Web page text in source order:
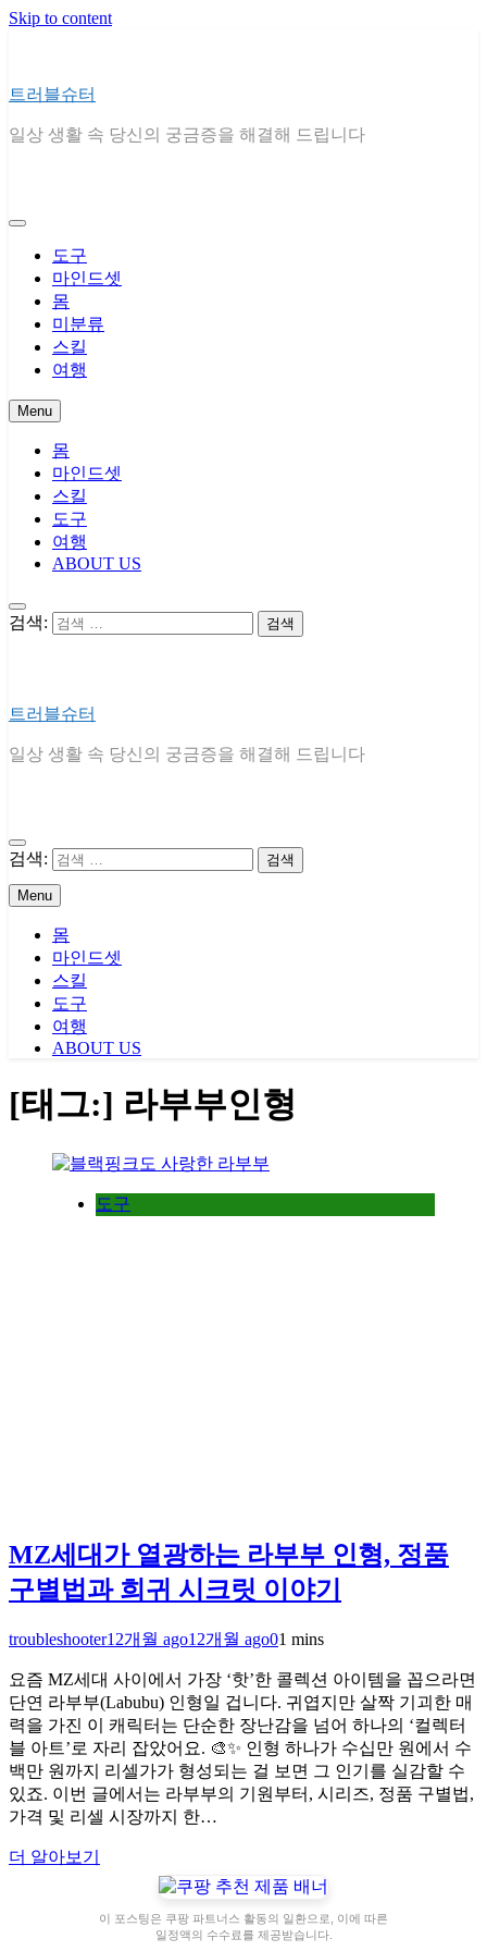
Skip to content
트러블슈터
일상 생활 속 당신의 궁금증을 해결해 드립니다
도구
마인드셋
몸
미분류
스킬
여행
Menu
몸
마인드셋
스킬
도구
여행
ABOUT US
검색:
트러블슈터
일상 생활 속 당신의 궁금증을 해결해 드립니다
검색:
Menu
몸
마인드셋
스킬
도구
여행
ABOUT US
[태그:] 라부부인형
도구
MZ세대가 열광하는 라부부 인형, 정품
구별법과 희귀 시크릿 이야기
troubleshooter12개월 ago12개월 ago01 mins
요즘 MZ세대 사이에서 가장 ‘핫’한 콜렉션 아이템을 꼽으라면
단연 라부부(Labubu) 인형일 겁니다. 귀엽지만 살짝 기괴한 매
력을 가진 이 캐릭터는 단순한 장난감을 넘어 하나의 ‘컬렉터
블 아트’로 자리 잡았어요. 🎨✨ 인형 하나가 수십만 원에서 수
백만 원까지 리셀가가 형성되는 걸 보면 그 인기를 실감할 수
있죠. 이번 글에서는 라부부의 기원부터, 시리즈, 정품 구별법,
가격 및 리셀 시장까지 한…
더 알아보기
이 포스팅은 쿠팡 파트너스 활동의 일환으로, 이에 따른
일정액의 수수료를 제공받습니다.